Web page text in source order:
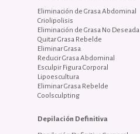
Eliminación de Grasa Abdominal
Criolipolisis
Eliminación de Grasa No Deseada
Quitar Grasa Rebelde
Eliminar Grasa
Reducir Grasa Abdominal
Esculpir Figura Corporal
Lipoescultura
Eliminar Grasa Rebelde
Coolsculpting
Depilación Definitiva